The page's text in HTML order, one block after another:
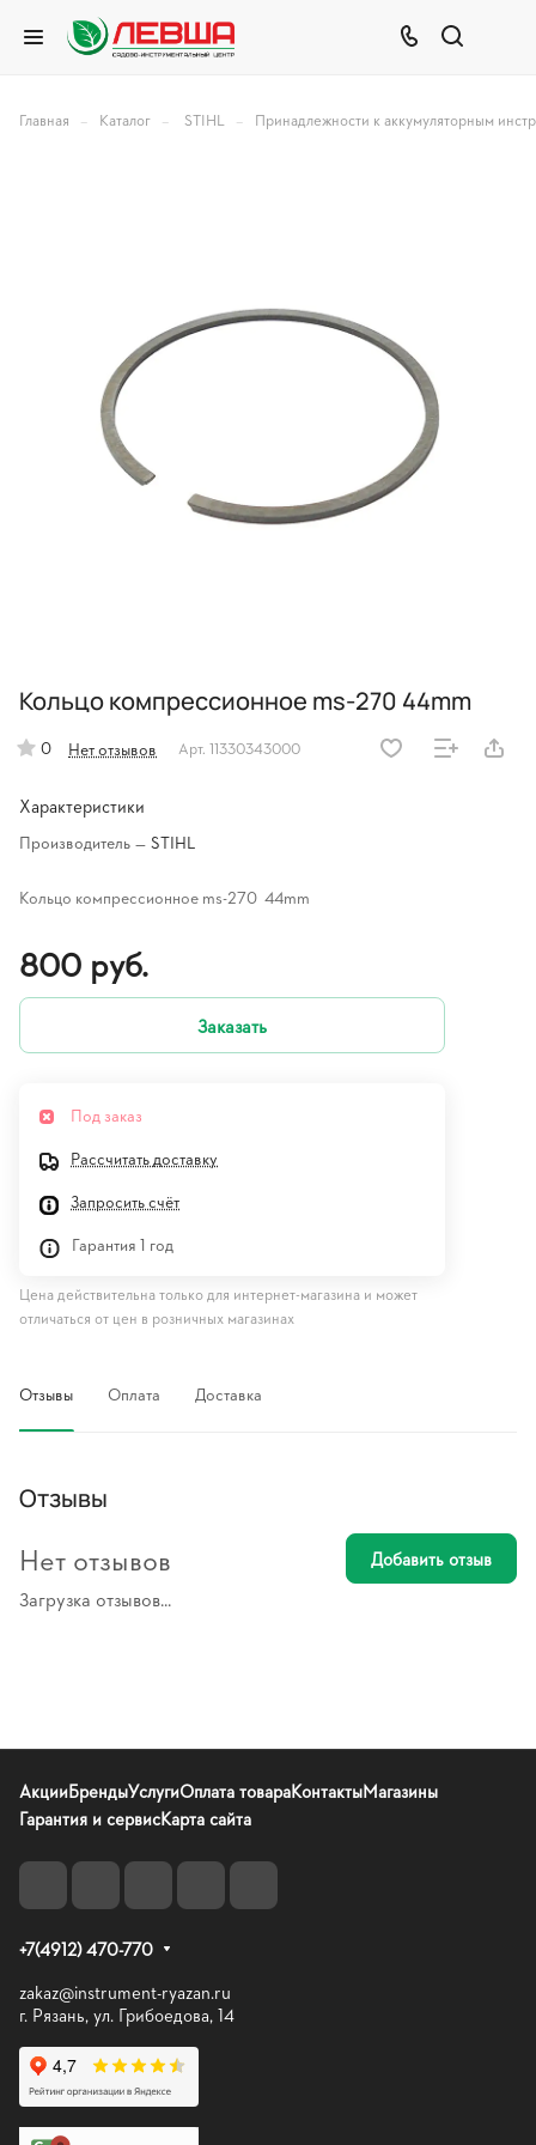
Главная – Каталог – STIHL – Принадлежности к аккумуляторным
Кольцо компрессионное ms-270 44mm
0 Нет отзывов Арт. 11330343000
Характеристики
Производитель — STIHL
Кольцо компрессионное ms-270 44mm
800 руб.
Заказать
Под заказ
Рассчитать доставку
Запросить счёт
Гарантия 1 год
Цена действительна только для интернет-магазина и может
отличаться от цен в розничных магазинах
Отзывы Оплата Доставка
Отзывы
Загрузка отзывов...
Нет отзывов Добавить отзыв
АкцииБрендыУслугиОплата товараКонтактыМагазины
Гарантия и сервисКарта сайта
+7(4912) 470-770
zakaz@instrument-ryazan.ru
г. Рязань, ул. Грибоедова, 14